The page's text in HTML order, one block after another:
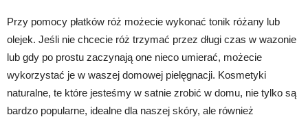
Przy pomocy płatków róż możecie wykonać tonik różany lub
olejek. Jeśli nie chcecie róż trzymać przez długi czas w wazonie
lub gdy po prostu zaczynają one nieco umierać, możecie
wykorzystać je w waszej domowej pielęgnacji. Kosmetyki
naturalne, te które jesteśmy w satnie zrobić w domu, nie tylko są
bardzo popularne, idealne dla naszej skóry, ale również